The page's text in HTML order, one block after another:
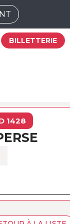
BILLETTERIE
1428